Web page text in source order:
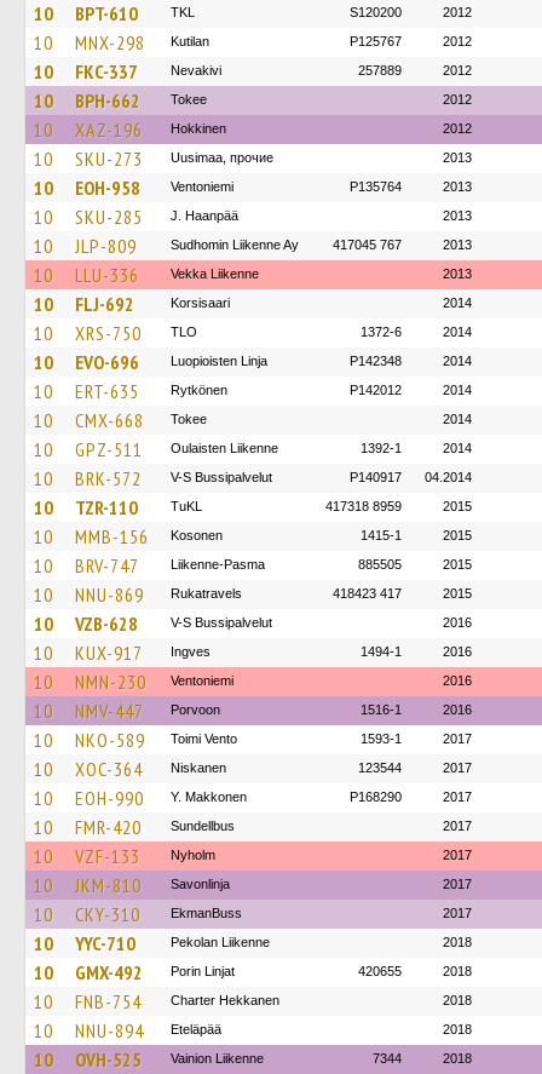
10 BPT-610 TKL S120200 2012
10 MNX-298 Kutilan P125767 2012
10 FKC-337 Nevakivi 257889 2012
10 BPH-662 Tokee 2012
10 XAZ-196 Hokkinen 2012
10 SKU-273 Uusimaa, прочие 2013
10 EOH-958 Ventoniemi P135764 2013
10 SKU-285 J. Haanpää 2013
10 JLP-809 Sudhomin Liikenne Ay 417045 767 2013
10 LLU-336 Vekka Liikenne 2013
10 FLJ-692 Korsisaari 2014
10 XRS-750 TLO 1372-6 2014
10 EVO-696 Luopioisten Linja P142348 2014
10 ERT-635 Rytkönen P142012 2014
10 CMX-668 Tokee 2014
10 GPZ-511 Oulaisten Liikenne 1392-1 2014
10 BRK-572 V-S Bussipalvelut P140917 04.2014
10 TZR-110 TuKL 417318 8959 2015
10 MMB-156 Kosonen 1415-1 2015
10 BRV-747 Liikenne-Pasma 885505 2015
10 NNU-869 Rukatravels 418423 417 2015
10 VZB-628 V-S Bussipalvelut 2016
10 KUX-917 Ingves 1494-1 2016
10 NMN-230 Ventoniemi 2016
10 NMV-447 Porvoon 1516-1 2016
10 NKO-589 Toimi Vento 1593-1 2017
10 XOC-364 Niskanen 123544 2017
10 EOH-990 Y. Makkonen P168290 2017
10 FMR-420 Sundellbus 2017
10 VZF-133 Nyholm 2017
10 JKM-810 Savonlinja 2017
10 CKY-310 EkmanBuss 2017
10 YYC-710 Pekolan Liikenne 2018
10 GMX-492 Porin Linjat 420655 2018
10 FNB-754 Charter Hekkanen 2018
10 NNU-894 Eteläpää 2018
10 OVH-525 Vainion Liikenne 7344 2018